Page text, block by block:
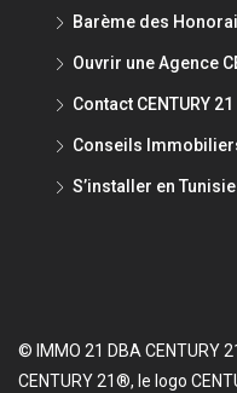
Barème des
Ouvrir une Agence
Contact CENTURY 21
Conseils
S’installer en Tunisie
© IMMO 21 DBA CENTURY
CENTURY 21®, le logo